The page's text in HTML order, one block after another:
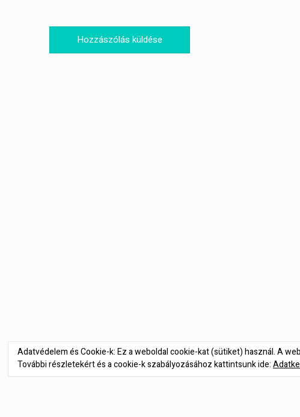
navigáció
Adatvédelem és Cookie-k: Ez a weboldal cookie-kat (sütiket) használ. A
További részletekért és a cookie-k szabályozásához kattintsunk ide: